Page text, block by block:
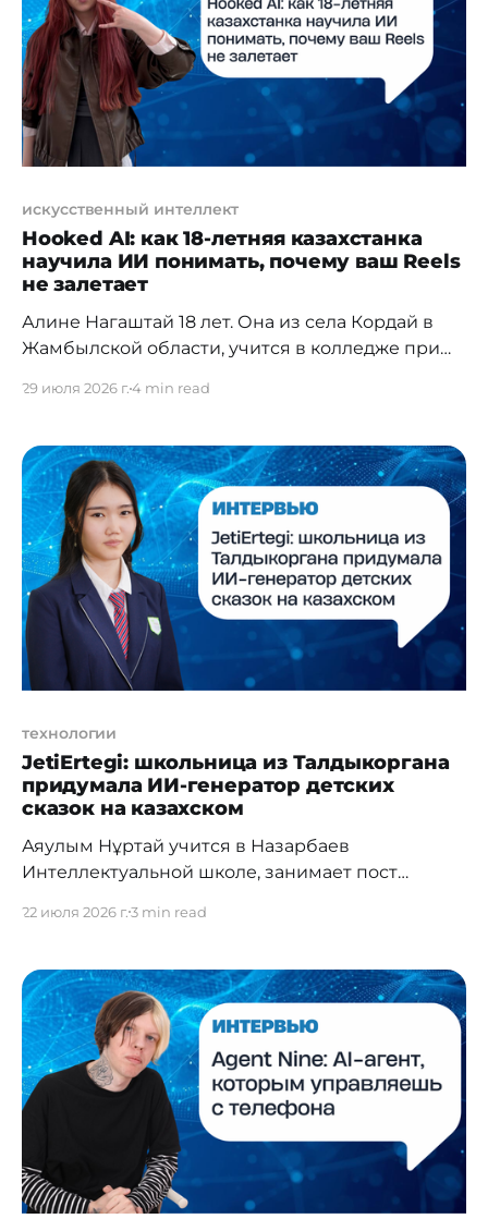
искусственный интеллект
Hooked AI: как 18-летняя казахстанка
научила ИИ понимать, почему ваш Reels
не залетает
Алине Нагаштай 18 лет. Она из села Кордай в
Жамбылской области, учится в колледже при
преподаватели тратят полпары на проверку
домашних заданий. Второй — Hooked AI — из
удалённых в порыве разочарования роликов
29 июля 2026 г.4 min read
технологии
JetiErtegi: школьница из Талдыкоргана
придумала ИИ-генератор детских
сказок на казахском
Аяулым Нұртай учится в Назарбаев
Интеллектуальной школе, занимает пост
самоуправлении и параллельно развивает ИИ-
моделирует траектории астероидов. Ей 15 лет.
Мы поговорили о том, как это вообще возможно
— и с чего начать тем, кто хочет в IT, но не знает
куда
22 июля 2026 г.3 min read